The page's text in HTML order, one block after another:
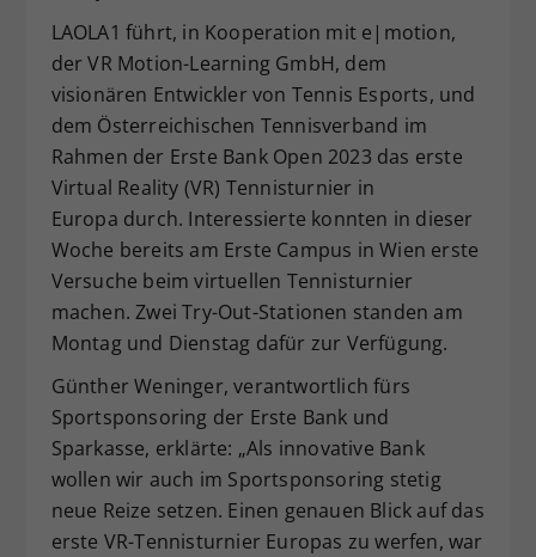
LAOLA1 führt, in Kooperation mit e|motion,
der VR Motion-Learning GmbH, dem
visionären Entwickler von Tennis Esports, und
dem Österreichischen Tennisverband im
Rahmen der Erste Bank Open 2023 das erste
Virtual Reality (VR) Tennisturnier in
Europa durch. Interessierte konnten in dieser
Woche bereits am Erste Campus in Wien erste
Versuche beim virtuellen Tennisturnier
machen. Zwei Try-Out-Stationen standen am
Montag und Dienstag dafür zur Verfügung.
Günther Weninger, verantwortlich fürs
Sportsponsoring der Erste Bank und
Sparkasse, erklärte: „Als innovative Bank
wollen wir auch im Sportsponsoring stetig
neue Reize setzen. Einen genauen Blick auf das
erste VR-Tennisturnier Europas zu werfen, war